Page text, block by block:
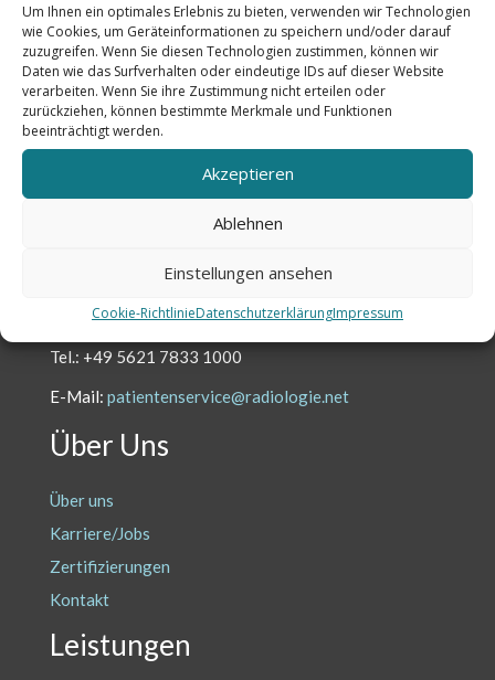
Um Ihnen ein optimales Erlebnis zu bieten, verwenden wir Technologien
wie Cookies, um Geräteinformationen zu speichern und/oder darauf
zuzugreifen. Wenn Sie diesen Technologien zustimmen, können wir
Daten wie das Surfverhalten oder eindeutige IDs auf dieser Website
verarbeiten. Wenn Sie ihre Zustimmung nicht erteilen oder
zurückziehen, können bestimmte Merkmale und Funktionen
beeinträchtigt werden.
Akzeptieren
Ablehnen
Einstellungen ansehen
Cookie-RichtlinieDatenschutzerklärungImpressum
Check-up | Diagnostik | Therapie |
Nachsorge
Treten Sie mit uns in Kontakt.
Wir sind persönlichfür Sie da.
Tel.: +49 5621 7833 1000
E-Mail: patientenservice@radiologie.net
Über Uns
Über uns
Karriere/Jobs
Zertifizierungen
Kontakt
Leistungen